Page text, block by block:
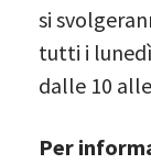
si
tutti i
dalle 10
Per